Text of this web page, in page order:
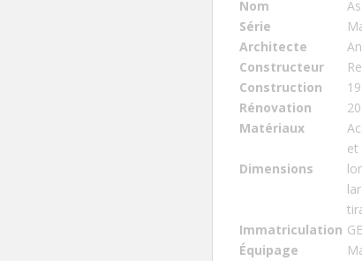
Nom
Série
Architecte
Constructeur
Construction
Rénovation
Matériaux
et
Dimensions
Immatriculation
Équipage